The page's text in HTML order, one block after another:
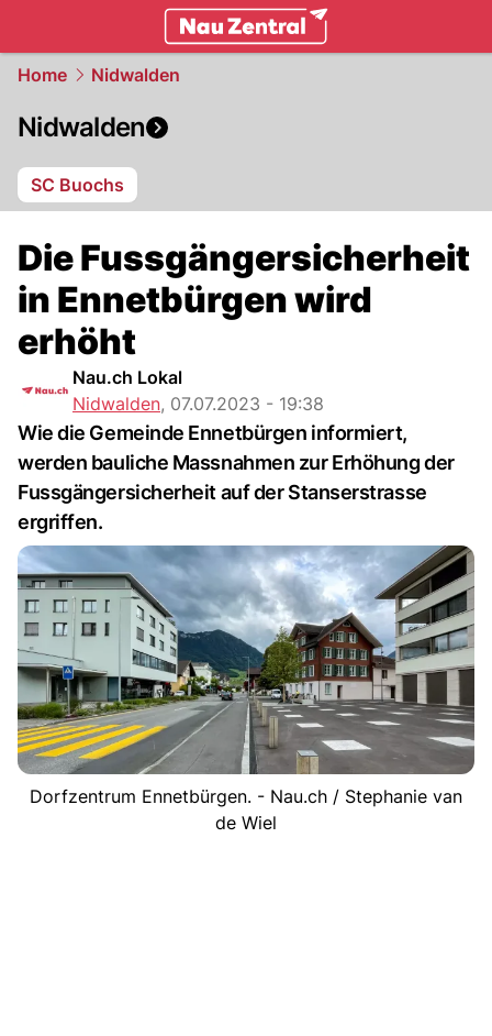
Home Nidwalden
Nidwalden
SC Buochs
Die Fussgängersicherheit
in Ennetbürgen wird
erhöht
Nau.ch Lokal
Nidwalden, 07.07.2023 - 19:38
Wie die Gemeinde Ennetbürgen informiert,
werden bauliche Massnahmen zur Erhöhung der
Fussgängersicherheit auf der Stanserstrasse
ergriffen.
Dorfzentrum Ennetbürgen. - Nau.ch / Stephanie van
de Wiel